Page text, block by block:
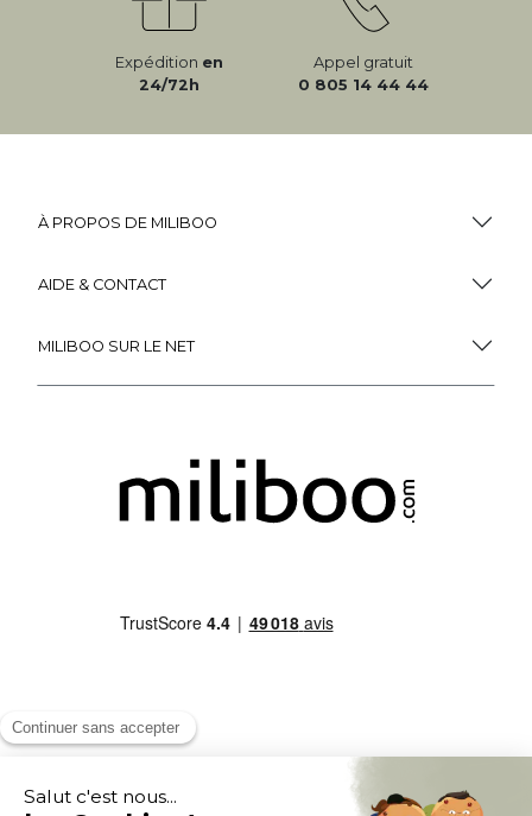
Expédition en
24/72h
Appel gratuit
0 805 14 44 44
À PROPOS DE MILIBOO
AIDE & CONTACT
MILIBOO SUR LE NET